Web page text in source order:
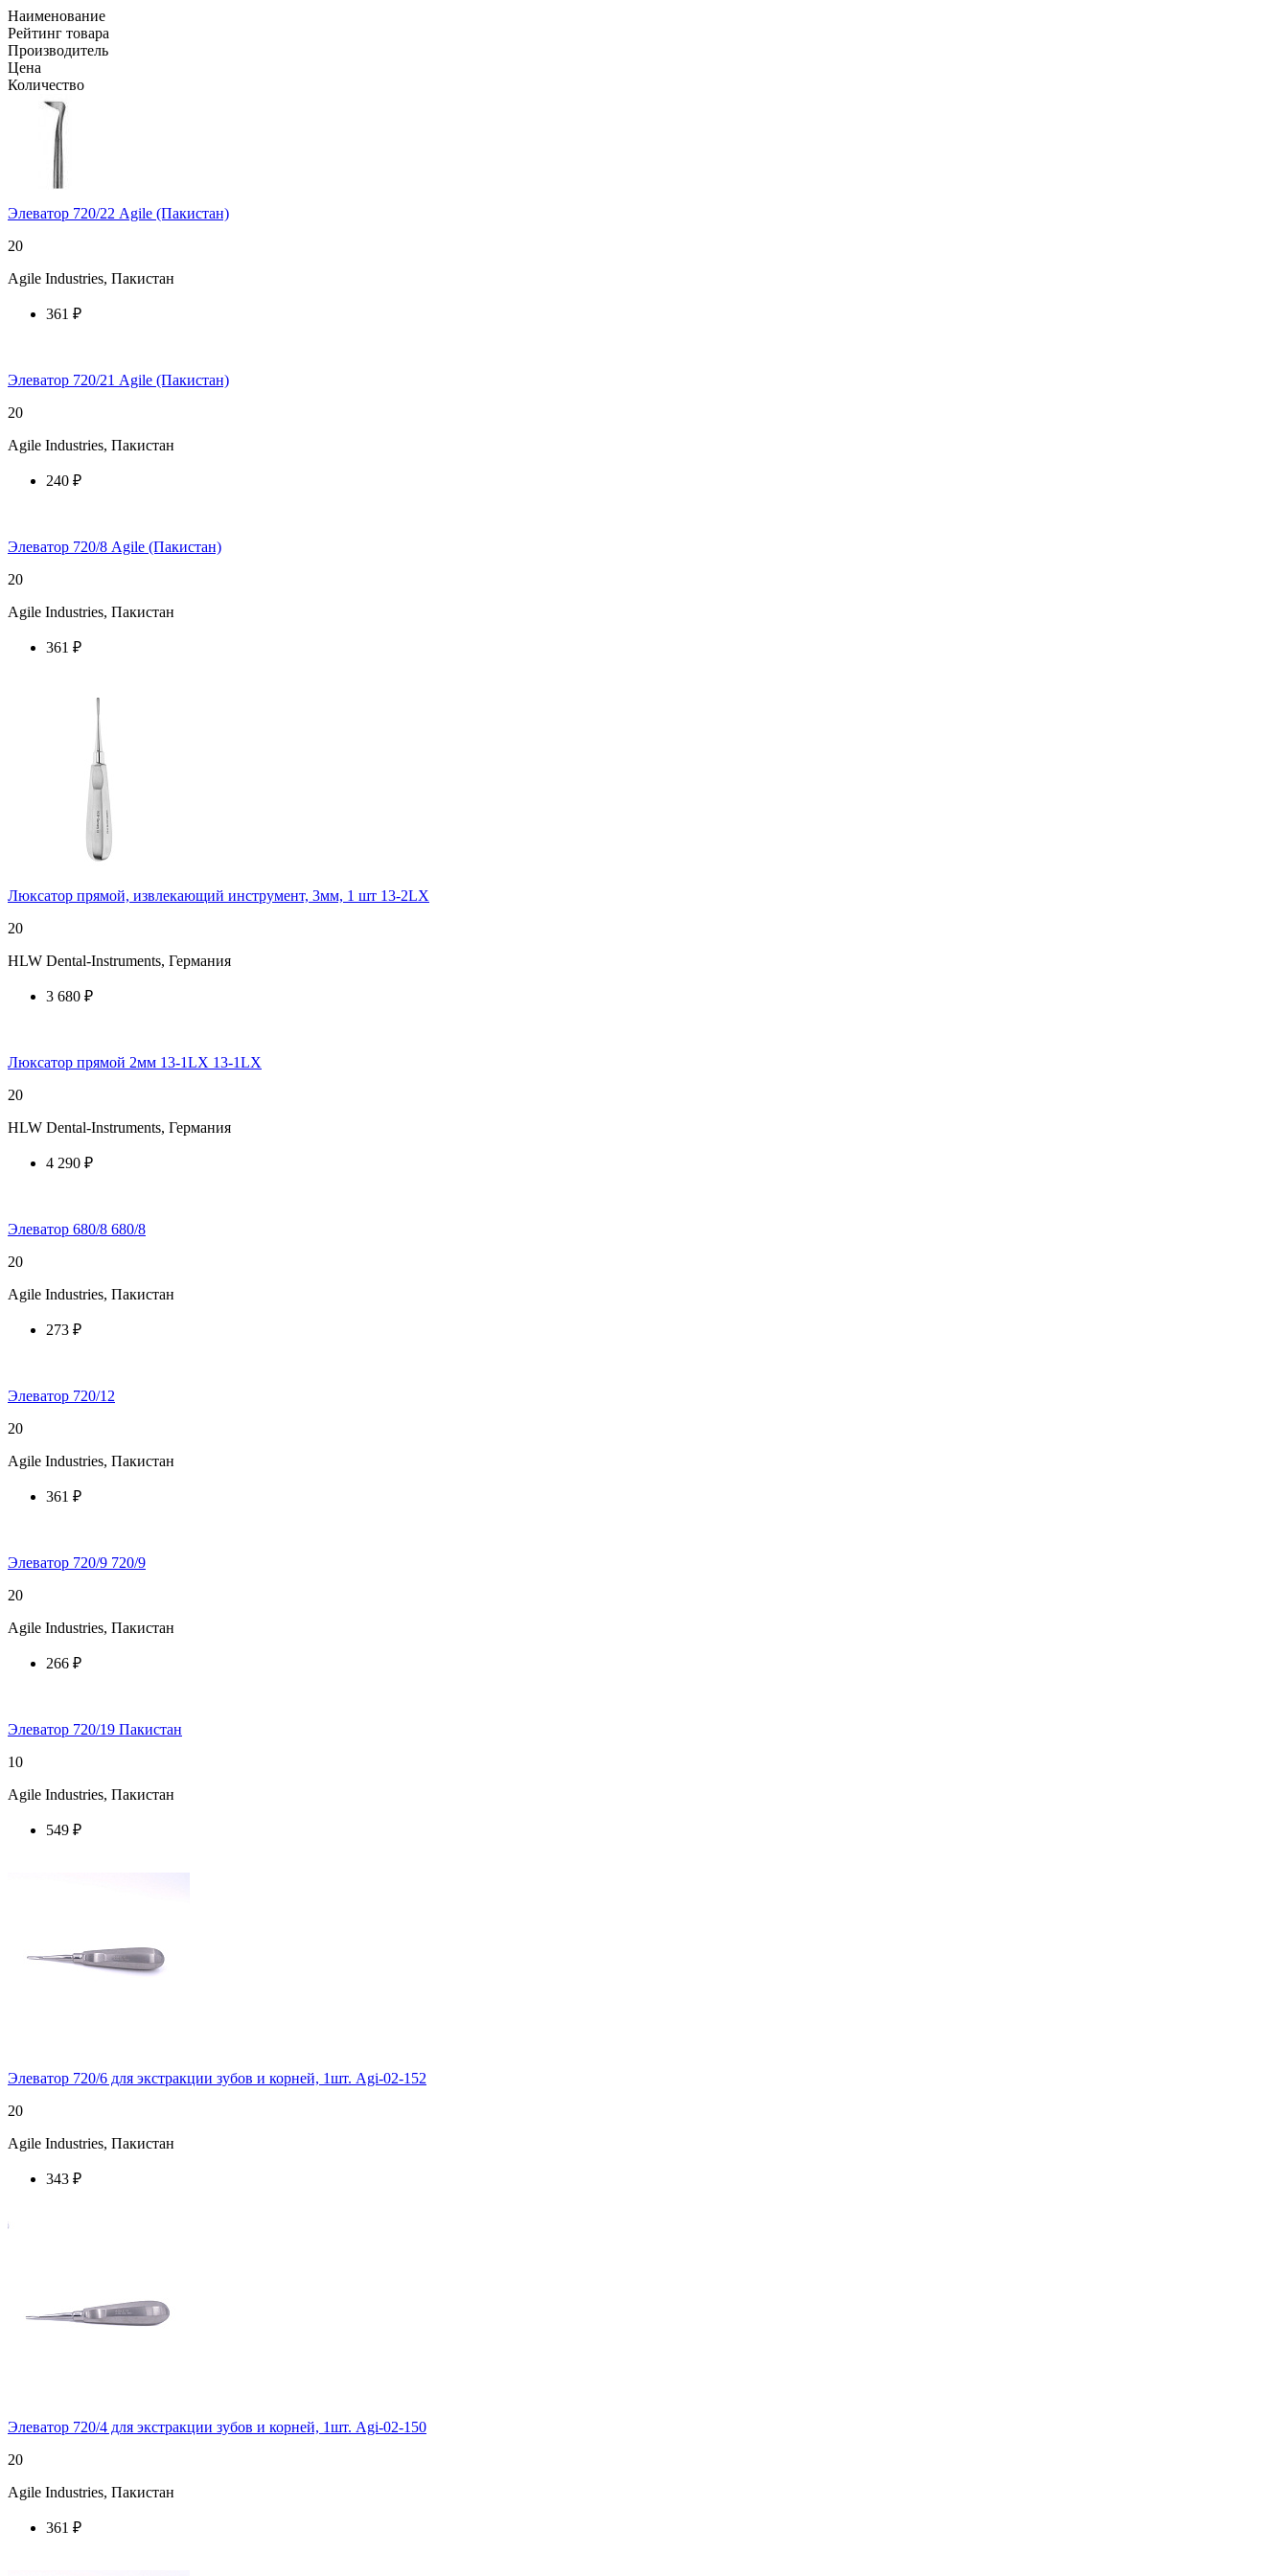
Наименование
Рейтинг товара
Производитель
Цена
Количество
Элеватор 720/22 Agile (Пакистан)
20
Agile Industries, Пакистан
361 ₽
Элеватор 720/21 Agile (Пакистан)
20
Agile Industries, Пакистан
240 ₽
Элеватор 720/8 Agile (Пакистан)
20
Agile Industries, Пакистан
361 ₽
Люксатор прямой, извлекающий инструмент, 3мм, 1 шт 13-2LX
20
HLW Dental-Instruments, Германия
3 680 ₽
Люксатор прямой 2мм 13-1LX 13-1LX
20
HLW Dental-Instruments, Германия
4 290 ₽
Элеватор 680/8 680/8
20
Agile Industries, Пакистан
273 ₽
Элеватор 720/12
20
Agile Industries, Пакистан
361 ₽
Элеватор 720/9 720/9
20
Agile Industries, Пакистан
266 ₽
Элеватор 720/19 Пакистан
10
Agile Industries, Пакистан
549 ₽
Элеватор 720/6 для экстракции зубов и корней, 1шт. Agi-02-152
20
Agile Industries, Пакистан
343 ₽
Элеватор 720/4 для экстракции зубов и корней, 1шт. Agi-02-150
20
Agile Industries, Пакистан
361 ₽